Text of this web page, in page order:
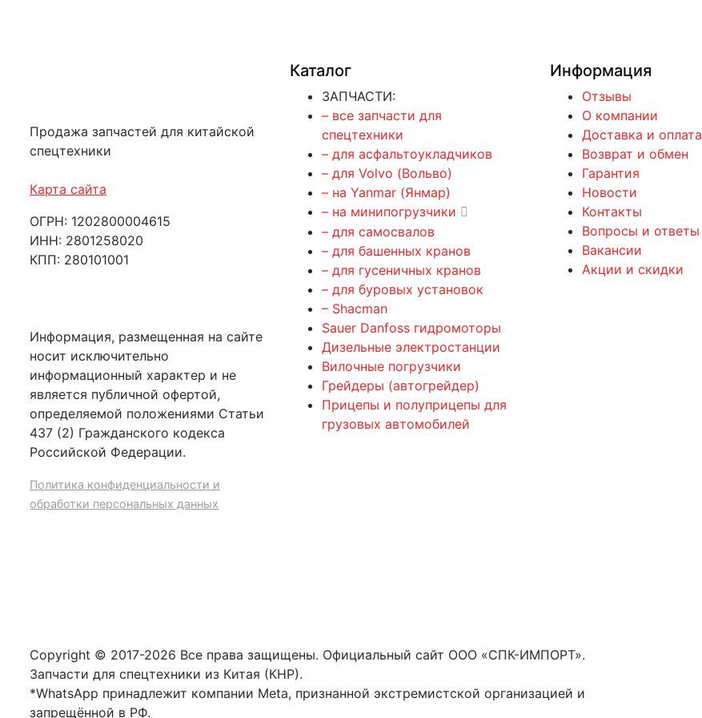
Продажа запчастей для китайской
спецтехники
Карта сайта
ОГРН: 1202800004615
ИНН: 2801258020
КПП: 280101001
Информация, размещенная на сайте
носит исключительно
информационный характер и не
является публичной офертой,
определяемой положениями Статьи
437 (2) Гражданского кодекса
Российской Федерации.
Политика конфиденциальности и
обработки персональных данных
Каталог
ЗАПЧАСТИ:
– все запчасти для
спецтехники
– для асфальтоукладчиков
– для Volvo (Вольво)
– на Yanmar (Янмар)
– на минипогрузчики
– для самосвалов
– для башенных кранов
– для гусеничных кранов
– для буровых установок
– Shacman
Sauer Danfoss гидромоторы
Дизельные электростанции
Вилочные погрузчики
Грейдеры (автогрейдер)
Прицепы и полуприцепы для
грузовых автомобилей
Информация
Отзывы
О компании
Доставка и оплата
Возврат и обмен
Гарантия
Новости
Контакты
Вопросы и ответы
Вакансии
Акции и скидки
Copyright © 2017-2026 Все права защищены. Официальный сайт ООО «СПК-ИМПОРТ».
Запчасти для спецтехники из Китая (КНР).
*WhatsApp принадлежит компании Meta, признанной экстремистской организацией и
запрещённой в РФ.